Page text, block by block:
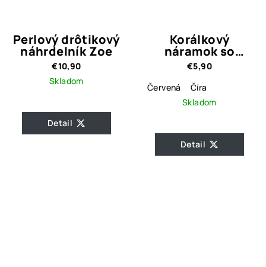
Perlový drôtikový
náhrdelník Zoe
€10,90
Skladom
Detail
Korálkový
náramok so
Srdiečkom - 3
farebné varianty
€5,90
Červená
Číra
Skladom
Detail